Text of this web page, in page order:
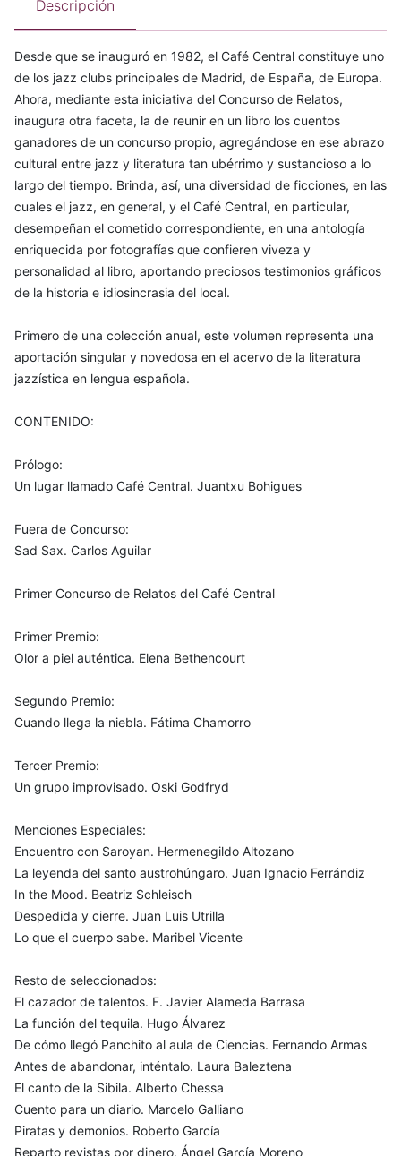
Descripción
Desde que se inauguró en 1982, el Café Central constituye uno
de los jazz clubs principales de Madrid, de España, de Europa.
Ahora, mediante esta iniciativa del Concurso de Relatos,
inaugura otra faceta, la de reunir en un libro los cuentos
ganadores de un concurso propio, agregándose en ese abrazo
cultural entre jazz y literatura tan ubérrimo y sustancioso a lo
largo del tiempo. Brinda, así, una diversidad de ficciones, en las
cuales el jazz, en general, y el Café Central, en particular,
desempeñan el cometido correspondiente, en una antología
enriquecida por fotografías que confieren viveza y
personalidad al libro, aportando preciosos testimonios gráficos
de la historia e idiosincrasia del local.
Primero de una colección anual, este volumen representa una
aportación singular y novedosa en el acervo de la literatura
jazzística en lengua española.
CONTENIDO:
Prólogo:
Un lugar llamado Café Central. Juantxu Bohigues
Fuera de Concurso:
Sad Sax. Carlos Aguilar
Primer Concurso de Relatos del Café Central
Primer Premio:
Olor a piel auténtica. Elena Bethencourt
Segundo Premio:
Cuando llega la niebla. Fátima Chamorro
Tercer Premio:
Un grupo improvisado. Oski Godfryd
Menciones Especiales:
Encuentro con Saroyan. Hermenegildo Altozano
La leyenda del santo austrohúngaro. Juan Ignacio Ferrándiz
In the Mood. Beatriz Schleisch
Despedida y cierre. Juan Luis Utrilla
Lo que el cuerpo sabe. Maribel Vicente
Resto de seleccionados:
El cazador de talentos. F. Javier Alameda Barrasa
La función del tequila. Hugo Álvarez
De cómo llegó Panchito al aula de Ciencias. Fernando Armas
Antes de abandonar, inténtalo. Laura Baleztena
El canto de la Sibila. Alberto Chessa
Cuento para un diario. Marcelo Galliano
Piratas y demonios. Roberto García
Reparto revistas por dinero. Ángel García Moreno